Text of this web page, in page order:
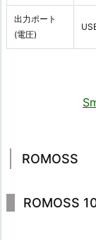
出力ポート
(電圧)
ROMOSS
ROMOSS